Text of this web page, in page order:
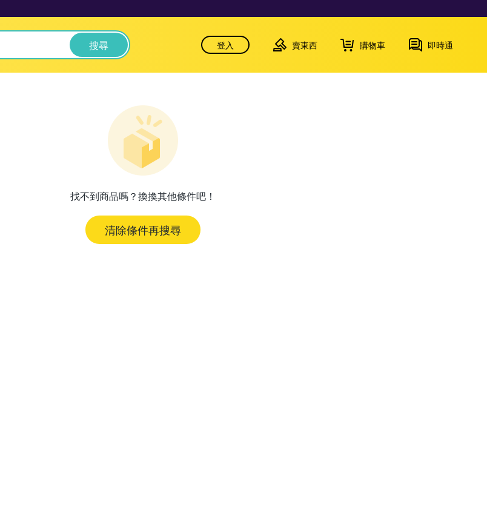
搜尋 登入 賣東西 購物車 即時通
找不到商品嗎？換換其他條件吧！
清除條件再搜尋